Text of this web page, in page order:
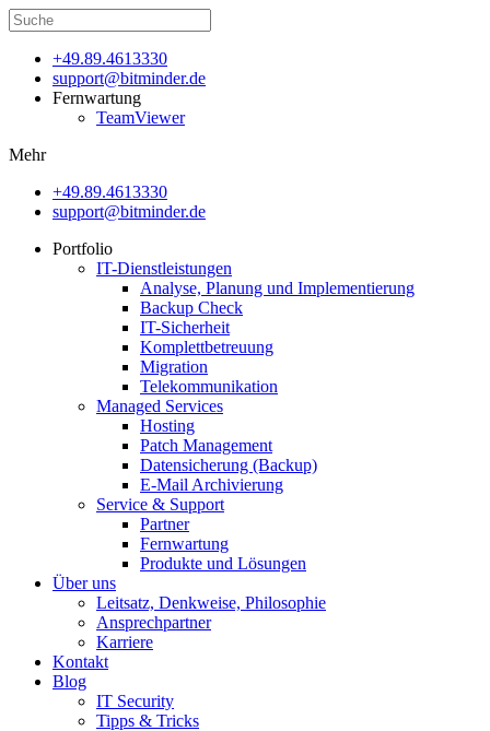
+49.89.4613330
support@bitminder.de
Fernwartung
TeamViewer
Mehr
+49.89.4613330
support@bitminder.de
Portfolio
IT-Dienstleistungen
Analyse, Planung und Implementierung
Backup Check
IT-Sicherheit
Komplettbetreuung
Migration
Telekommunikation
Managed Services
Hosting
Patch Management
Datensicherung (Backup)
E-Mail Archivierung
Service & Support
Partner
Fernwartung
Produkte und Lösungen
Über uns
Leitsatz, Denkweise, Philosophie
Ansprechpartner
Karriere
Kontakt
Blog
IT Security
Tipps & Tricks